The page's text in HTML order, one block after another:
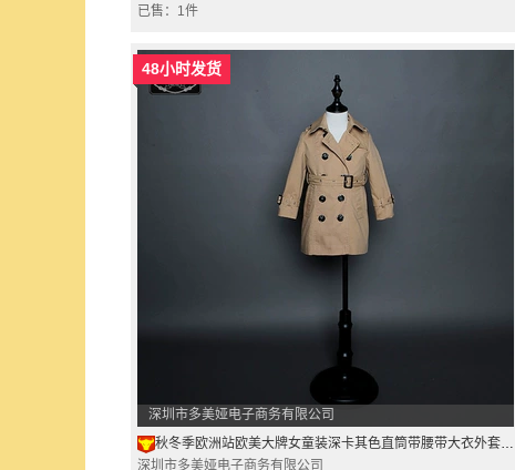
已售：1件
48小时发货
深圳市多美娅电子商务有限公司
秋冬季欧洲站欧美大牌女童装深卡其色直筒带腰带大衣外套5025
深圳市多美娅电子商务有限公司